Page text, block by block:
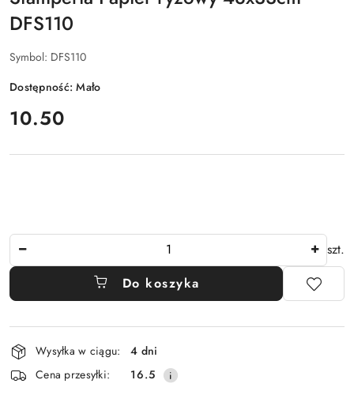
DFS110
Symbol: DFS110
Dostępność:Mało
cena:
10.50
szt.
Do koszyka
Dostępność
i
dostawa
Wysyłka w ciągu:
4 dni
Cena przesyłki:
16.5